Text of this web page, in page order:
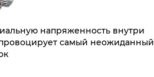
напряженность внутри
самый неожиданный